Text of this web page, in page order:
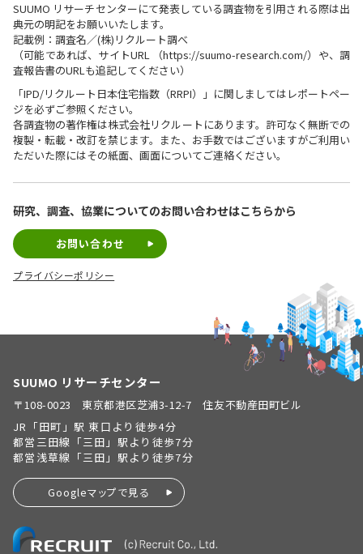
SUUMO リサーチセンターにて発表している調査物を引用される際は出
典元の明記をお願いいたします。
記載例：調査名／(株)リクルート調べ
（可能であれば、サイトURL （https://suumo-research.com/）や、調
査報告書のURLも追記してください）
「IPD/リクルート日本住宅指数（RRPI）」に関しましてはレポートペー
ジを必ずご参照ください。
各調査物の著作権は株式会社リクルートにあります。許可なく無断での
複製・転載・改訂を禁じます。また、お手数ではございますがご利用い
ただいた際にはその紙面、画面についてご連絡ください。
研究、調査、協業についてのお問い合わせはこちらから
お問い合わせ
プライバシーポリシー
SUUMO リサーチセンター
〒108-0023 東京都港区芝浦3-12-7 住友不動産田町ビル
JR「田町」駅 東口より徒歩4分
都営三田線「三田」駅より徒歩7分
都営浅草線「三田」駅より徒歩7分
Googleマップで見る